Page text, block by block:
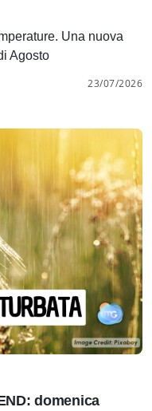
Una nuova
Agosto
23/07/2026
domenica